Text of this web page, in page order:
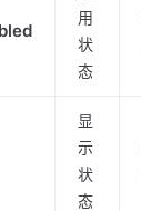
用
状
态
显
示
状
态